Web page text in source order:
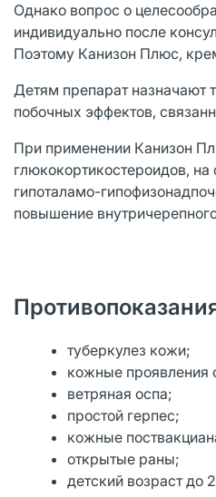
Однако вопрос о
индивидуально после
Поэтому Канизон Плюс,
Детям препарат назначают
побочных эффектов,
При применении Канизон
глюкокортикостероидов,
гипоталамо-
повышение
туберкулез кожи;
кожные проявления
ветряная оспа;
простой герпес;
кожные
открытые раны;
детский возраст до